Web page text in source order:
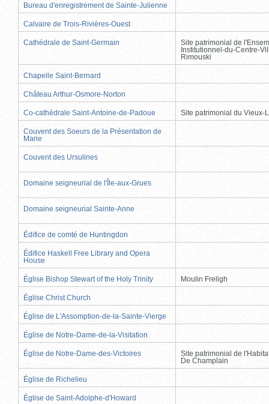
Bureau d'enregistrement de Sainte-Julienne
Calvaire de Trois-Rivières-Ouest
Cathédrale de Saint-Germain
Site patrimonial de
Institutionnel-du-Centre-
Rimouski
Chapelle Saint-Bernard
Château Arthur-Osmore-Norton
Co-cathédrale Saint-Antoine-de-Padoue Site patrimonial du Vieux-
Couvent des Soeurs de la Présentation de
Marie
Couvent des Ursulines
Domaine seigneurial de l'Île-aux-Grues
Domaine seigneurial Sainte-Anne
Édifice de comté de Huntingdon
Édifice Haskell Free Library and Opera
House
Église Bishop Stewart of the Holy Trinity Moulin Freligh
Église Christ Church
Église de L'Assomption-de-la-Sainte-Vierge
Église de Notre-Dame-de-la-Visitation
Église de Notre-Dame-des-Victoires
Site patrimonial de
De Champlain
Église de Richelieu
Église de Saint-Adolphe-d'Howard